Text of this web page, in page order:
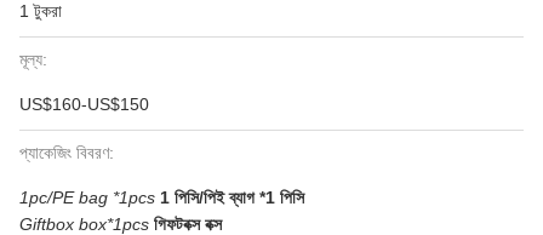
1 টুকরা
মূল্য:
US$160-US$150
প্যাকেজিং বিবরণ:
1pc/PE bag *1pcs 1 পিসি/পিই ব্যাগ *1 পিসি
Giftbox box*1pcs গিফটবক্স বক্স